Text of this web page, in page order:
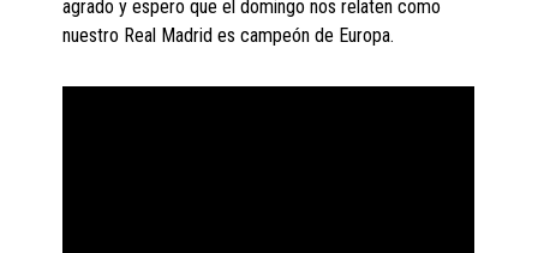
agrado y espero que el domingo nos relaten como
nuestro Real Madrid es campeón de Europa.